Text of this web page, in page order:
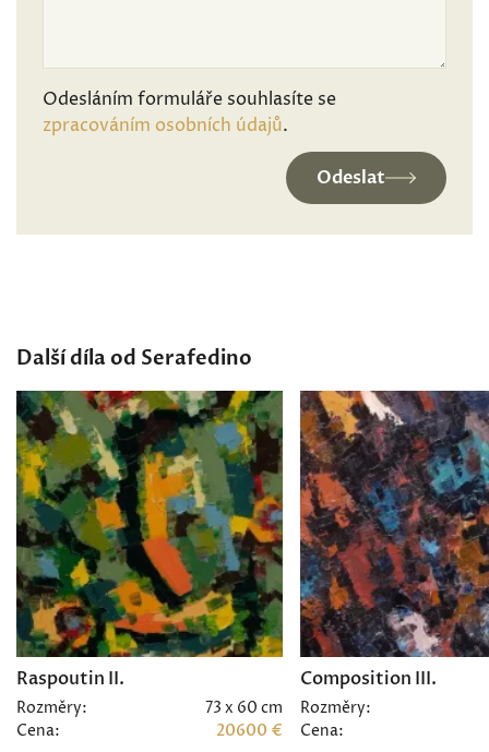
Odesláním formuláře souhlasíte se
zpracováním osobních údajů.
Odeslat
Další díla od Serafedino
Raspoutin II.
Rozměry:
73 x 60 cm
Cena:
20600 €
Composition III.
Rozměry:
Cena: